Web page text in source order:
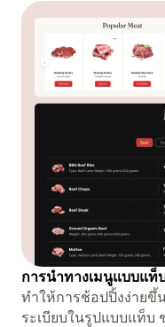
การนำทางเมนูแบบแท็
ทำให้การช้อปปิ้งง่ายขึ้
ระเบียบในรูปแบบแท็บ